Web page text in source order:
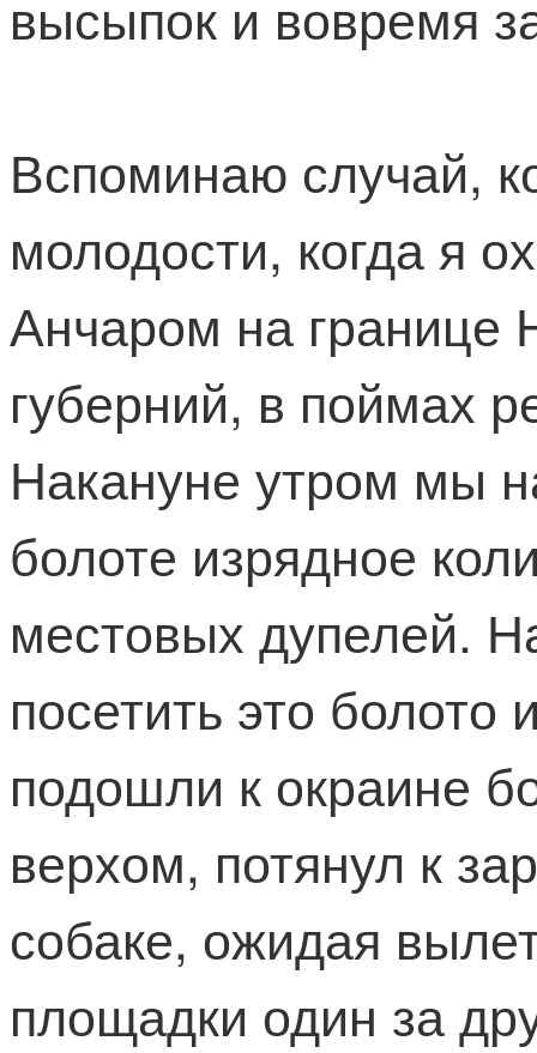
высыпок и вовремя
Вспоминаю случай,
молодости, когда я
Анчаром на границе
губерний, в поймах
Накануне утром мы
болоте изрядное
местовых дупелей.
посетить это болото
подошли к окраине
верхом, потянул к
собаке, ожидая
площадки один за